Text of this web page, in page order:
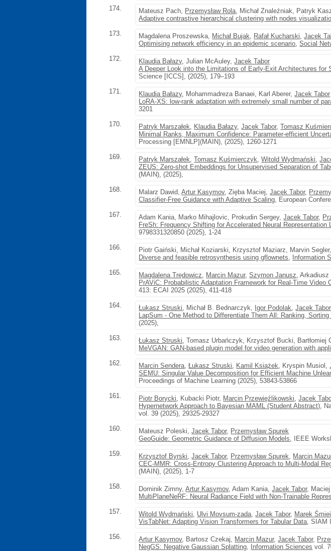
174.
Mateusz Pach, Przemysław Rola, Michał Znaleźniak, Patryk
Adaptive contrastive hierarchical clustering with nodes
173.
Magdalena Proszewska, Michał Bujak, Rafał Kucharski,Jacek
Optimising network efficiency in an epidemic scenario,Social
172.
Klaudia Bałazy, Julian McAuley,Jacek Tabor
A Deeper Look into the Limitations of Early-Exit Architectures for
Science [ICCS], (2025), 179–193
171.
Klaudia Bałazy, Mohammadreza Banaei, Karl Aberer,Jacek Tabor
LoRA-XS: low-rank adaptation with extremely small number of
3201
170.
Patryk Marszałek, Klaudia Bałazy,Jacek Tabor,Tomasz
Minimal Ranks, Maximum Confidence: Parameter-efficient
Processing [EMNLP](MAIN), (2025), 1260-1271
169.
Patryk Marszałek,Tomasz Kuśmierczyk,Witold Wydmański,
ZEUS: Zero-shot Embeddings for Unsupervised Separation of
(MAIN), (2025),
168.
Malarz Dawid,Artur Kasymov, Zięba Maciej,Jacek Tabor,
Classifier-Free Guidance with Adaptive Scaling, European
167.
Adam Kania, Marko Mihajlovic, Prokudin Sergey,Jacek Tabor,
FreSh: Frequency Shifting for Accelerated Neural Representation
9798331320850 (2025), 1-24
166.
Piotr Gaiński, Michał Koziarski, Krzysztof Maziarz, Marvin
Diverse and feasible retrosynthesis using gflownets, Information
165.
Magdalena Trędowicz, Marcin Mazur,Szymon Janusz,
PrAViC: Probabilistic Adaptation Framework for Real-Time Video
413: ECAI 2025 (2025), 411-418
164.
Łukasz Struski, Michał B. Bednarczyk, Igor Podolak,Jacek Tabor
LapSum - One Method to Differentiate Them All: Ranking,
(2025),
163.
Łukasz Struski, Tomasz Urbańczyk, Krzysztof Bucki, Bartłomiej
MeVGAN: GAN-based plugin model for video generation with
162.
Marcin Sendera,Łukasz Struski, Kamil Książek, Kryspin Musiol,
SEMU: Singular Value Decomposition for Efficient Machine
Proceedings of Machine Learning (2025), 53843-53866
161.
Piotr Borycki, Kubacki Piotr, Marcin Przewięźlikowski,Jacek
Hypernetwork Approach to Bayesian MAML (Student Abstract),
vol. 39 (2025), 29325-29327
160.
Mateusz Poleski,Jacek Tabor, Przemysław Spurek
GeoGuide: Geometric Guidance of Diffusion Models, IEEE
159.
Krzysztof Byrski,Jacek Tabor, Przemysław Spurek, Marcin
CEC-MMR: Cross-Entropy Clustering Approach to Multi-Modal
(MAIN), (2025), 1-7
158.
Dominik Zimny,Artur Kasymov, Adam Kania,Jacek Tabor,
MultiPlaneNeRF: Neural Radiance Field with Non-Trainable
157.
Witold Wydmański, Ulvi Movsum-zada,Jacek Tabor, Marek
VisTabNet: Adapting Vision Transformers for Tabular Data, SIAM
156.
Artur Kasymov, Bartosz Czekaj, Marcin Mazur,Jacek Tabor,
NegGS: Negative Gaussian Splatting, Information Sciences vol.